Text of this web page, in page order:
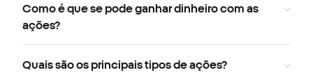
Como é que se pode ganhar dinheiro com as
ações?
Quais são os principais tipos de ações?